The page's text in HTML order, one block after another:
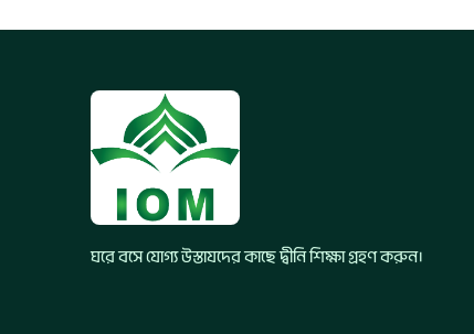
ঘরে বসে যোগ্য উস্তাযদের কাছে দ্বীনি শিক্ষা গ্রহণ করুন।